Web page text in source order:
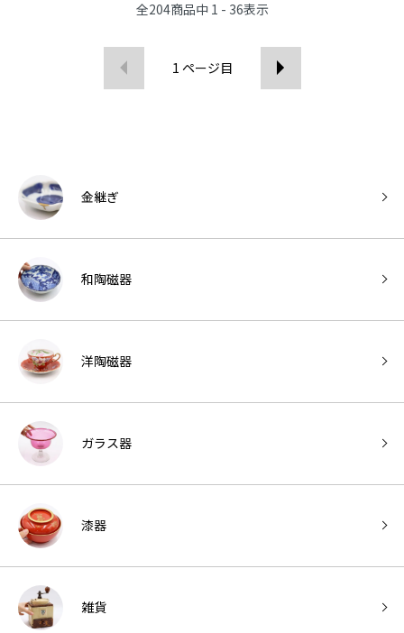
全204商品中 1 - 36表示
1 ページ目
金継ぎ
和陶磁器
洋陶磁器
ガラス器
漆器
雑貨